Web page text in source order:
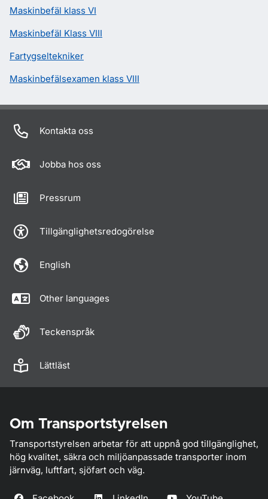
Maskinbefäl klass VI
Maskinbefäl Klass VIII
Fartygseltekniker
Maskinbefälsexamen klass VIII
Kontakta oss
Jobba hos oss
Pressrum
Tillgänglighetsredogörelse
English
Other languages
Teckenspråk
Lättläst
Om Transportstyrelsen
Transportstyrelsen arbetar för att uppnå god tillgänglighet,
hög kvalitet, säkra och miljöanpassade transporter inom
järnväg, luftfart, sjöfart och väg.